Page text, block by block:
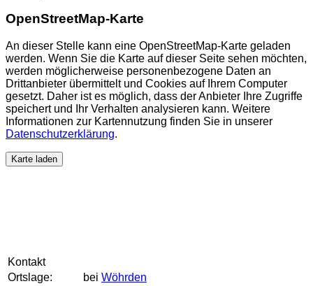
OpenStreetMap-Karte
An dieser Stelle kann eine OpenStreetMap-Karte geladen
werden. Wenn Sie die Karte auf dieser Seite sehen möchten,
werden möglicherweise personenbezogene Daten an
Drittanbieter übermittelt und Cookies auf Ihrem Computer
gesetzt. Daher ist es möglich, dass der Anbieter Ihre Zugriffe
speichert und Ihr Verhalten analysieren kann. Weitere
Informationen zur Kartennutzung finden Sie in unserer
Datenschutzerklärung.
Karte laden
Kontakt
Ortslage:
bei Wöhrden